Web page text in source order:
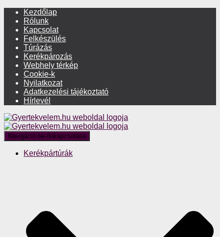
Kezdőlap
Rólunk
Kapcsolat
Felkészülés
Túrázás
Kerékpározás
Webhely térkép
Cookie-k
Nyilatkozat
Adatkezelési tájékoztató
Hírlevél
Navigáció be-/kikapcsolása
Kerékpártúrák